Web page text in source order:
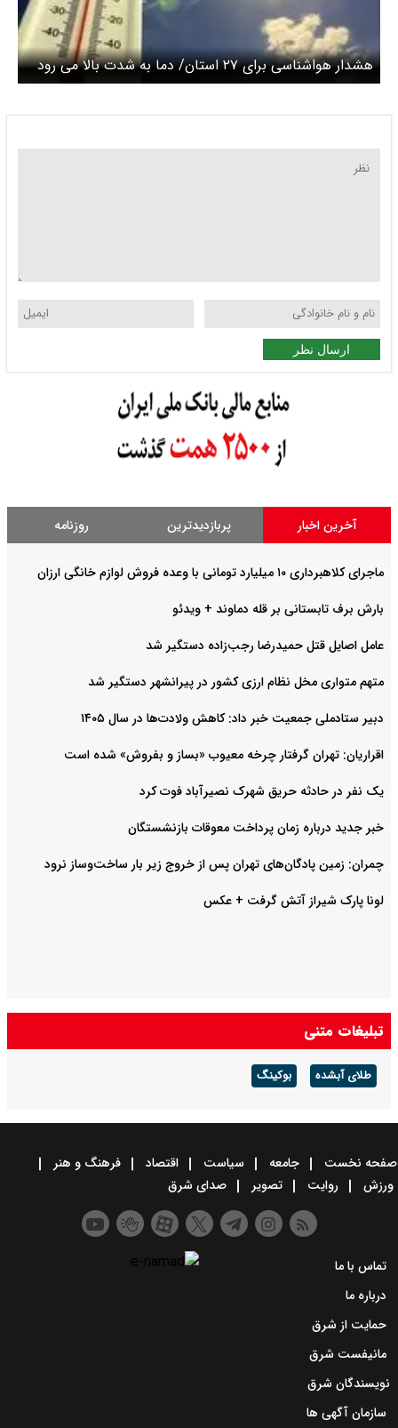
هشدار هواشناسی برای ۲۷ استان/ دما به شدت بالا می رود
ارسال نظر
آخرین اخبار پربازدیدترین روزنامه
ماجرای کلاهبرداری ۱۰ میلیارد تومانی با وعده فروش لوازم خانگی ارزان
بارش برف تابستانی بر قله دماوند + ویدئو
عامل اصایل قتل حمیدرضا رجب‌‌زاده دستگیر شد
متهم متواری مخل نظام ارزی کشور در پیرانشهر دستگیر شد
دبیر ستادملی جمعیت خبر داد: کاهش ولادت‌ها در سال ۱۴۰۵
اقراریان: تهران گرفتار چرخه معیوب «بساز و بفروش» شده است
یک نفر در حادثه حریق شهرک نصیرآباد فوت کرد
خبر جدید درباره زمان پرداخت معوقات بازنشستگان
چمران: زمین پادگان‌های تهران پس از خروج زیر بار ساخت‌وساز نرود
لونا پارک شیراز آتش گرفت + عکس
تبلیغات متنی
طلای آبشده بوکینگ
صفحه نخست جامعه سیاست اقتصاد
فرهنگ و هنر
ورزش
روایت تصویر صدای شرق
تماس با ما
درباره ما
حمایت از شرق
مانیفست شرق
نویسندگان شرق
سازمان آگهی ها